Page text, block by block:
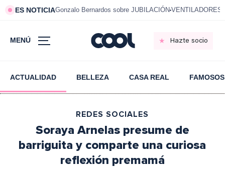
ES NOTICIAGonzalo Bernardos sobre JUBILACIÓN VENTILADORES
MENÚ Hazte socio
ACTUALIDAD BELLEZA CASA REAL FAMOSOS
REDES SOCIALES
Soraya Arnelas presume de
barriguita y comparte una curiosa
reflexión premamá